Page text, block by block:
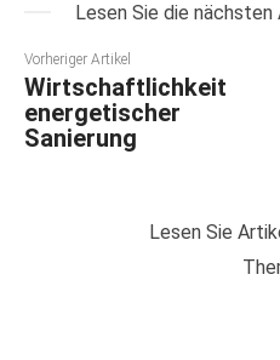
Lesen Sie die
Vorheriger Artikel
Wirtschaftlichkeit
energetischer
Sanierung
Lesen Sie